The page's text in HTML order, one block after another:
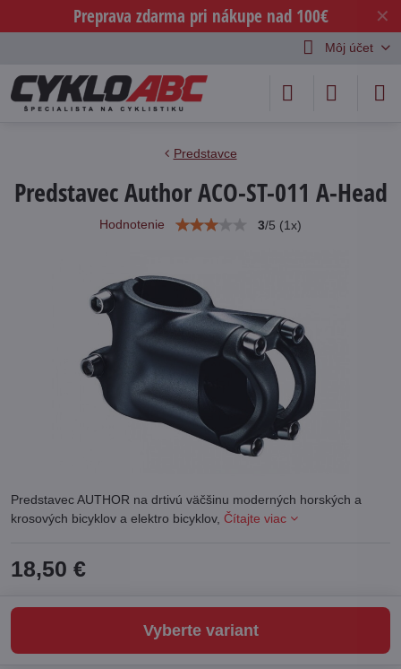
✕
Preprava zdarma pri nákupe nad 100€
Môj účet
Predstavce
Predstavec Author ACO-ST-011 A-Head
Hodnotenie 3/5 (1x)
Predstavec AUTHOR na drtivú väčšinu moderných horských a
krosových bicyklov a elektro bicyklov, Čítajte viac
18,50 €
Vyberte variant